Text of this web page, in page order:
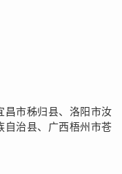
昌市秭归县、洛阳市汝
自治县、广西梧州市苍